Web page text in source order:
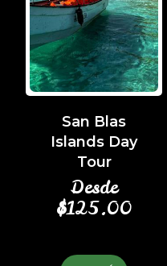
San Blas
Islands Day
Tour
Desde
$125.00